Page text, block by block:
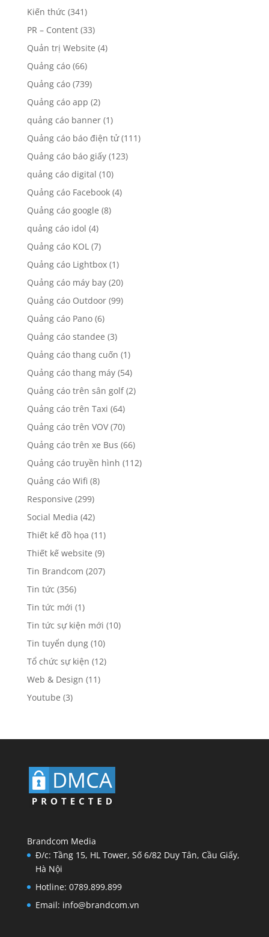
Kiến thức (341)
PR – Content(33)
Quản trị Website (4)
Quảng cáo(66)
Quảng cáo(739)
Quảng cáo app (2)
quảng cáo banner(1)
Quảng cáo báo điện tử(111)
Quảng cáo báo giấy(123)
quảng cáo digital (10)
Quảng cáo Facebook(4)
Quảng cáo google (8)
quảng cáo idol (4)
Quảng cáo KOL(7)
Quảng cáo Lightbox(1)
Quảng cáo máy bay(20)
Quảng cáo Outdoor(99)
Quảng cáo Pano(6)
Quảng cáo standee (3)
Quảng cáo thang cuốn (1)
Quảng cáo thang máy(54)
Quảng cáo trên sân golf(2)
Quảng cáo trên Taxi (64)
Quảng cáo trên VOV(70)
Quảng cáo trên xe Bus (66)
Quảng cáo truyền hình (112)
Quảng cáo Wifi (8)
Responsive (299)
Social Media (42)
Thiết kế đồ họa (11)
Thiết kế website (9)
Tin Brandcom (207)
Tin tức (356)
Tin tức mới (1)
Tin tức sự kiện mới (10)
Tin tuyển dụng(10)
Tổ chức sự kiện (12)
Web & Design (11)
Youtube (3)
Brandcom Media
Đ/c: Tầng 15, HL Tower, Số 6/82 Duy Tân, Cầu Giấy,
Hà Nội
Hotline: 0789.899.899
Email: info@brandcom.vn